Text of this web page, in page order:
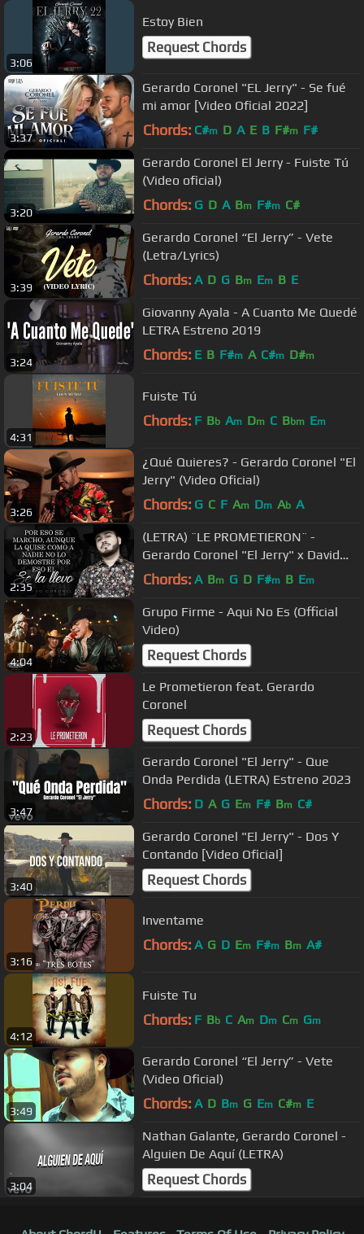
3:06
Estoy Bien
Request Chords
3:37
Gerardo Coronel "EL Jerry" - Se fué
mi amor [Video Oficial 2022]
Chords: C#m D A E B F#m F#
3:20
Gerardo Coronel El Jerry - Fuiste Tú
(Video oficial)
Chords: G D A Bm F#m C#
3:39
Gerardo Coronel “El Jerry” - Vete
(Letra/Lyrics)
Chords: A D G Bm Em B E
3:24
Giovanny Ayala - A Cuanto Me Quedé
LETRA Estreno 2019
Chords: E B F#m A C#m D#m
4:31
Fuiste Tú
Chords: F Bb Am Dm C Bbm Em
3:26
¿Qué Quieres? - Gerardo Coronel "El
Jerry" (Video Oficial)
Chords: G C F Am Dm Ab A
2:35
(LETRA) ¨LE PROMETIERON¨ -
Gerardo Coronel "El Jerry" x David
Ponce (Lyric Video)
Chords: A Bm G D F#m B Em
4:04
Grupo Firme - Aqui No Es (Official
Video)
Request Chords
2:23
Le Prometieron feat. Gerardo
Coronel
Request Chords
3:47
Gerardo Coronel "El Jerry" - Que
Onda Perdida (LETRA) Estreno 2023
Chords: D A G Em F# Bm C#
3:40
Gerardo Coronel "El Jerry" - Dos Y
Contando [Video Oficial]
Request Chords
3:16
Inventame
Chords: A G D Em F#m Bm A#
4:12
Fuiste Tu
Chords: F Bb C Am Dm Cm Gm
3:49
Gerardo Coronel “El Jerry” - Vete
(Video Oficial)
Chords: A D Bm G Em C#m E
3:04
Nathan Galante, Gerardo Coronel -
Alguien De Aquí (LETRA)
Request Chords